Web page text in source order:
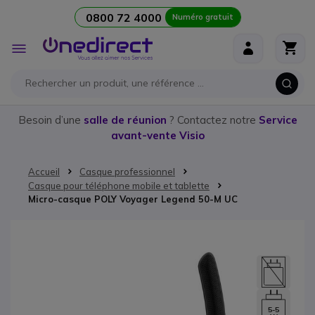
0800 72 4000 Numéro gratuit
Affichage
navigation
Besoin d’une salle de réunion ? Contactez notre Service
avant-vente Visio
Accueil
Casque professionnel
Casque pour téléphone mobile et tablette
Micro-casque POLY Voyager Legend 50-M UC
5-5